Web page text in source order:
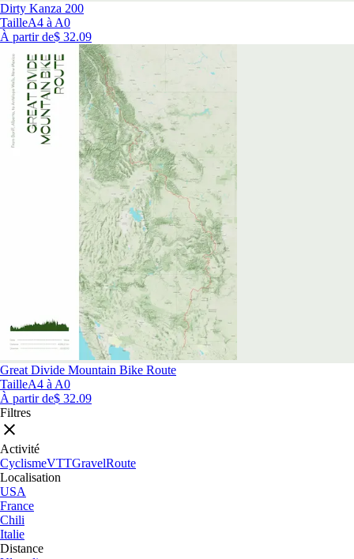
Dirty Kanza 200
TailleA4 à A0
À partir de$ 32.09
Great Divide Mountain Bike Route
TailleA4 à A0
À partir de$ 32.09
Filtres
Activité
CyclismeVTTGravelRoute
Localisation
USA
France
Chili
Italie
Distance